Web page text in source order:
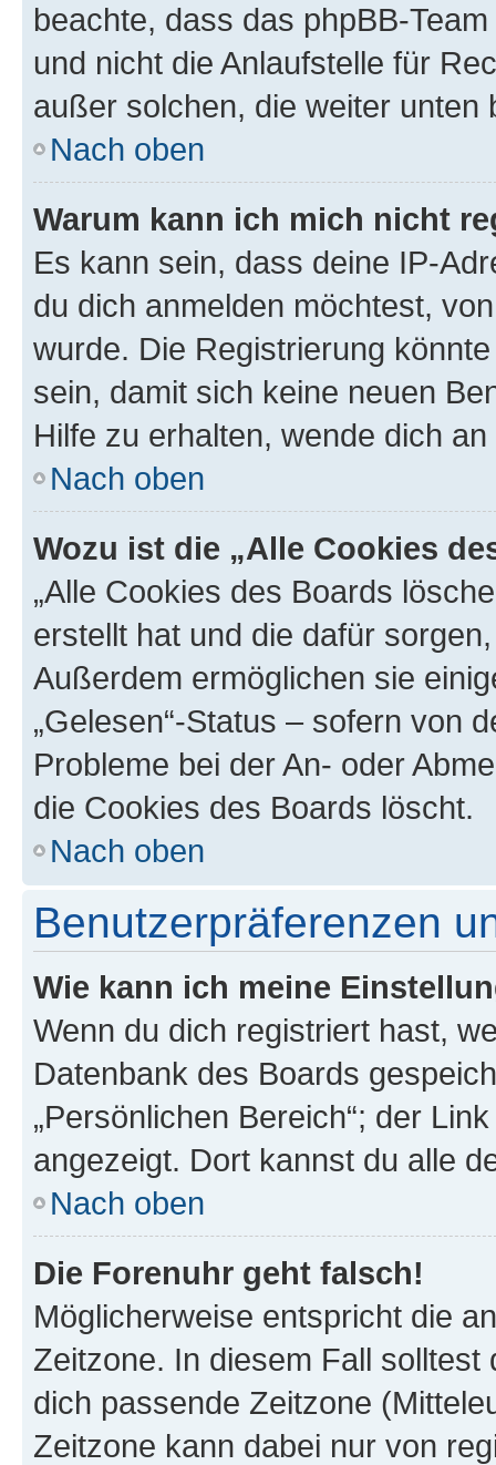
beachte, dass das phpBB-
und nicht die Anlaufstelle für
außer solchen, die weiter unten
Nach oben
Warum kann ich mich nicht
Es kann sein, dass deine IP-
du dich anmelden möchtest,
wurde. Die Registrierung
sein, damit sich keine neuen
Hilfe zu erhalten, wende dich
Nach oben
Wozu ist die „Alle Cookies
„Alle Cookies des Boards
erstellt hat und die dafür
Außerdem ermöglichen sie
„Gelesen“-Status – sofern von
Probleme bei der An- oder
die Cookies des Boards löscht.
Nach oben
Benutzerpräferenzen
Wie kann ich meine
Wenn du dich registriert hast,
Datenbank des Boards
„Persönlichen Bereich“; der
angezeigt. Dort kannst du alle
Nach oben
Die Forenuhr geht falsch!
Möglicherweise entspricht die
Zeitzone. In diesem Fall solltest
dich passende Zeitzone
Zeitzone kann dabei nur von